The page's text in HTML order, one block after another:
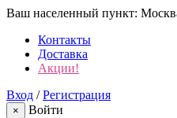
Ваш населенный пункт:
Контакты
Доставка
Акции!
Вход /Регистрация
×
Войти